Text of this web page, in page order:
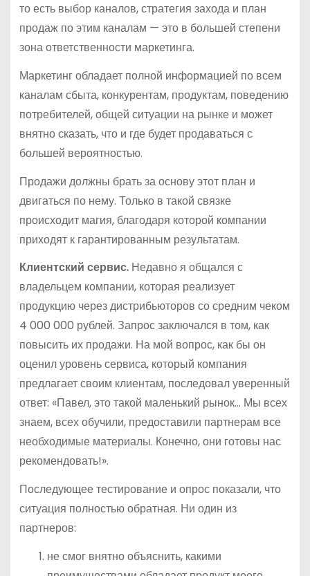
то есть выбор каналов, стратегия захода и план
продаж по этим каналам — это в большей степени
зона ответственности маркетинга.
Маркетинг обладает полной информацией по всем
каналам сбыта, конкурентам, продуктам, поведению
потребителей, общей ситуации на рынке и может
внятно сказать, что и где будет продаваться с
большей вероятностью.
Продажи должны брать за основу этот план и
двигаться по нему. Только в такой связке
происходит магия, благодаря которой компании
приходят к гарантированным результатам.
Клиентский сервис. Недавно я общался с
владельцем компании, которая реализует
продукцию через дистрибьюторов со средним чеком
4 000 000 рублей. Запрос заключался в том, как
повысить их продажи. На мой вопрос, как бы он
оценил уровень сервиса, который компания
предлагает своим клиентам, последовал уверенный
ответ: «Павел, это такой маленький рынок… Мы всех
знаем, всех обучили, предоставили партнерам все
необходимые материалы. Конечно, они готовы нас
рекомендовать!».
Последующее тестирование и опрос показали, что
ситуация полностью обратная. Ни один из
партнеров:
не смог внятно объяснить, какими